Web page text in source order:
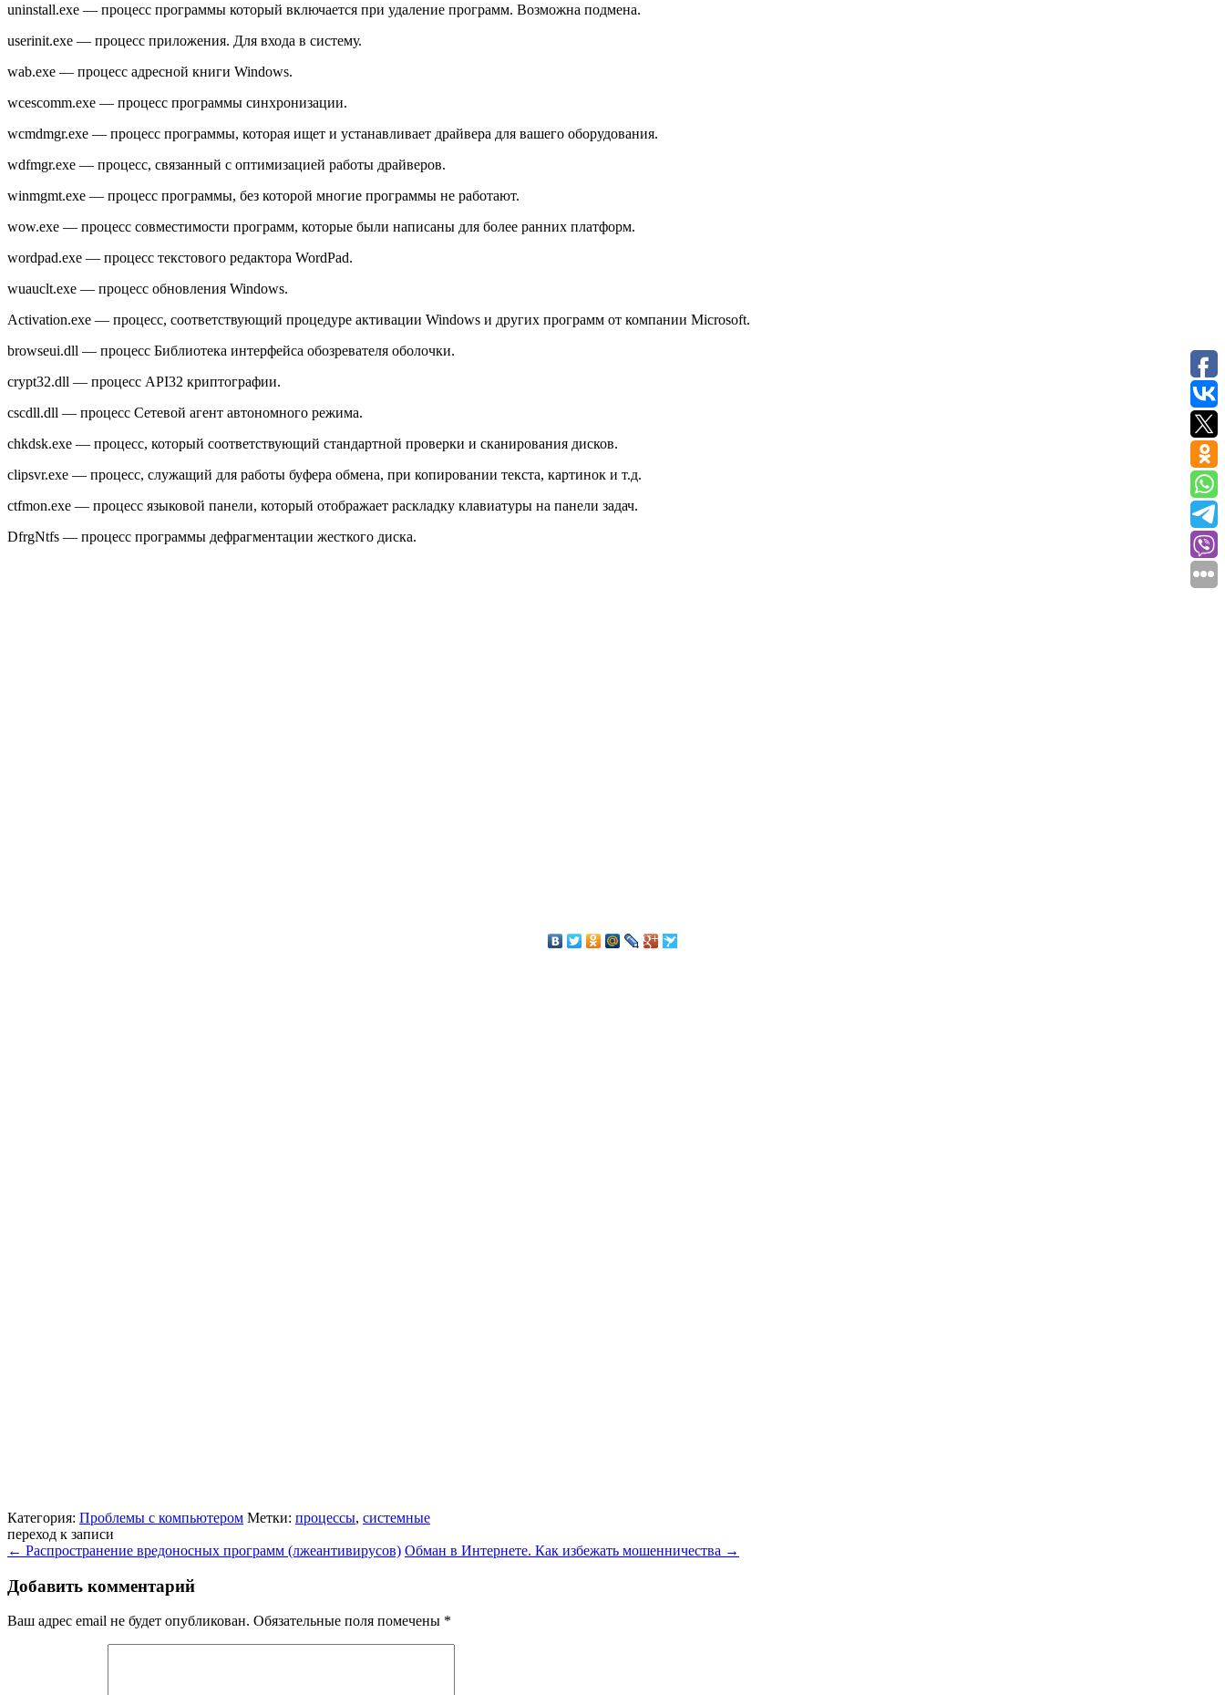
uninstall.exe — процесс программы который включается при удаление программ. Возможна подмена.
userinit.exe — процесс приложения. Для входа в систему.
wab.exe — процесс адресной книги Windows.
wcescomm.exe — процесс программы синхронизации.
wcmdmgr.exe — процесс программы, которая ищет и устанавливает драйвера для вашего оборудования.
wdfmgr.exe — процесс, связанный с оптимизацией работы драйверов.
winmgmt.exe — процесс программы, без которой многие программы не работают.
wow.exe — процесс совместимости программ, которые были написаны для более ранних платформ.
wordpad.exe — процесс текстового редактора WordPad.
wuauclt.exe — процесс обновления Windows.
Activation.exe — процесс, соответствующий процедуре активации Windows и других программ от компании Microsoft.
browseui.dll — процесс Библиотека интерфейса обозревателя оболочки.
crypt32.dll — процесс API32 криптографии.
cscdll.dll — процесс Сетевой агент автономного режима.
chkdsk.exe — процесс, который соответствующий стандартной проверки и сканирования дисков.
clipsvr.exe — процесс, служащий для работы буфера обмена, при копировании текста, картинок и т.д.
ctfmon.exe — процесс языковой панели, который отображает раскладку клавиатуры на панели задач.
DfrgNtfs — процесс программы дефрагментации жесткого диска.
Категория: Проблемы с компьютером Метки: процессы, системные
переход к записи
← Распространение вредоносных программ (лжеантивирусов) Обман в Интернете. Как избежать мошенничества →
Добавить комментарий
Ваш адрес email не будет опубликован. Обязательные поля помечены *